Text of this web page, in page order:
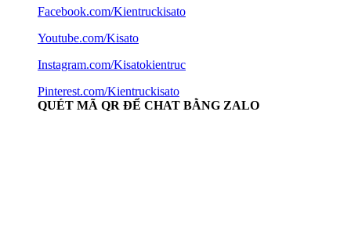
Facebook.com/Kientruckisato
Youtube.com/Kisato
Instagram.com/Kisatokientruc
Pinterest.com/Kientruckisato
QUÉT MÃ QR ĐỂ CHAT BẰNG ZALO